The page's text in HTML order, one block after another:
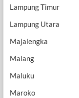
Lampung Timur
Lampung Utara
Majalengka
Malang
Maluku
Maroko